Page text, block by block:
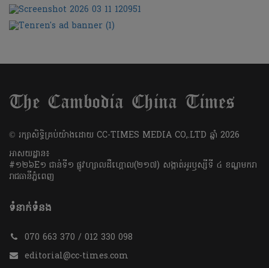
​© រក្សា​សិទ្ធិ​គ្រប់​យ៉ាង​ដោយ​ CC-TIMES MEDIA CO,.LTD ឆ្នាំ​ 2026
អាសយដ្ឋាន៖
#១២៦E១ ជាន់ទី១ ផ្លូវហ្សាលដឺហ្គោល(២១៧) សង្កាត់អូរឫស្សីទី ៤ ខណ្ឌមករា
រាជធានីភ្នំពេញ
ទំនាក់ទំនង
070 663 370 / 012 330 098
editorial@cc-times.com